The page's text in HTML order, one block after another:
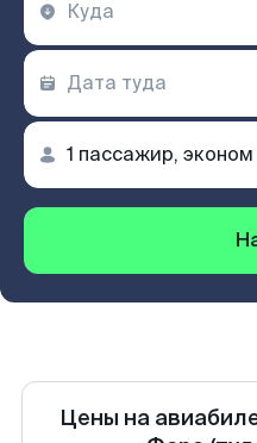
Цены на